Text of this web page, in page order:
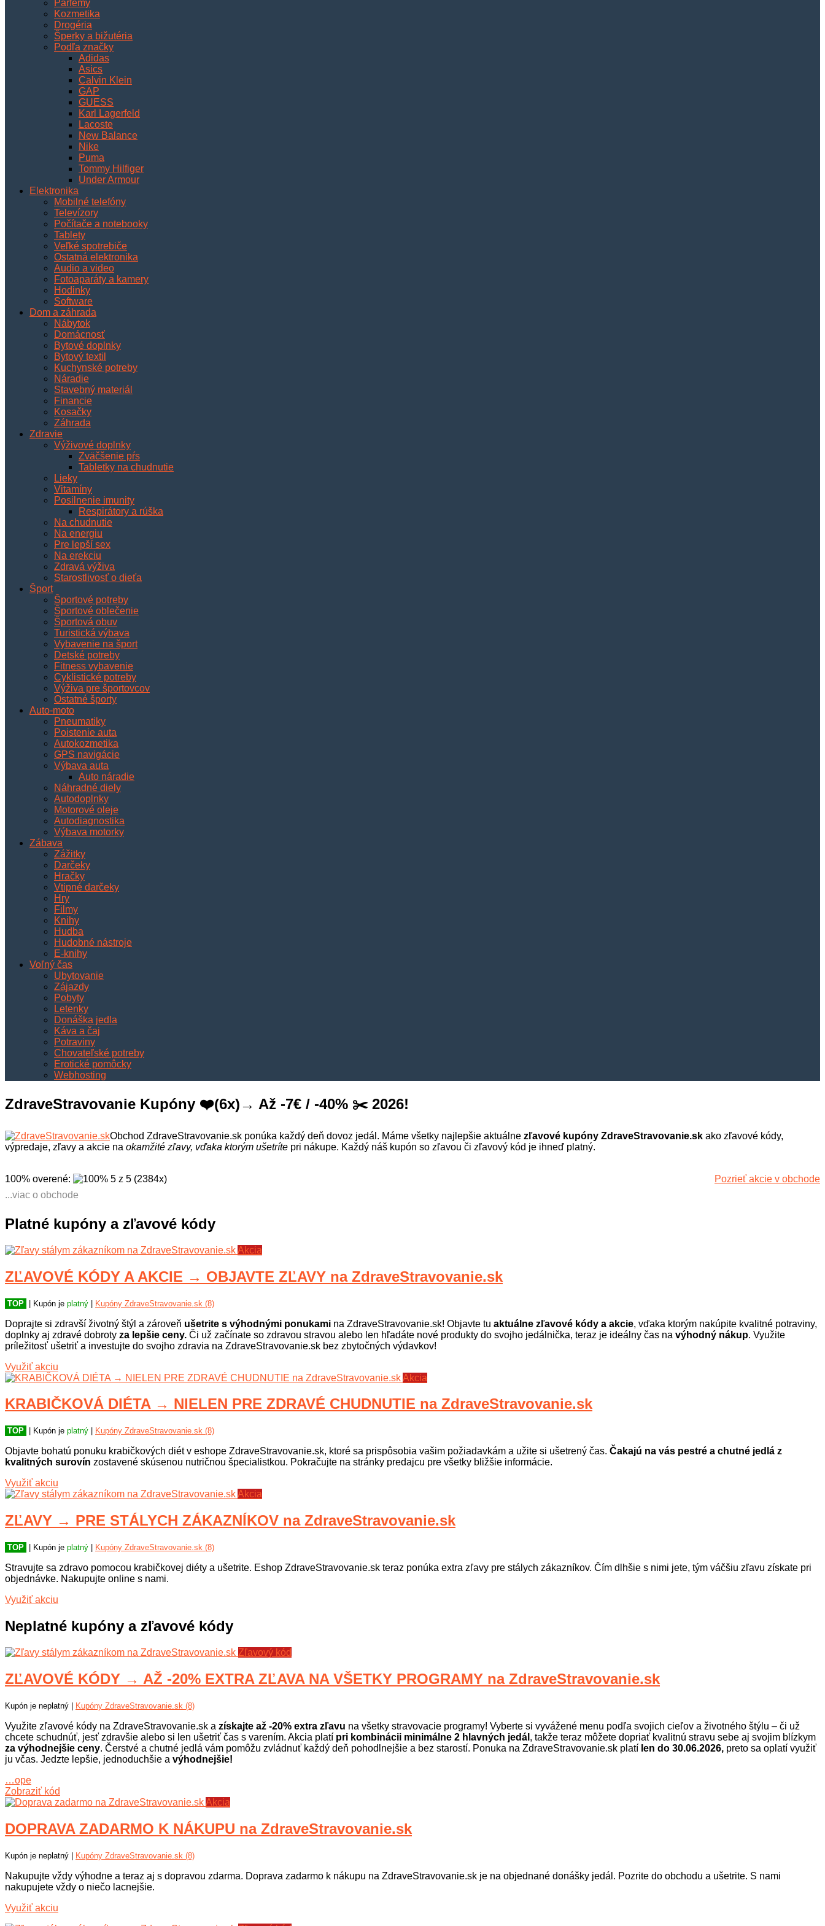
Parfémy
Kozmetika
Drogéria
Šperky a bižutéria
Podľa značky
Adidas
Asics
Calvin Klein
GAP
GUESS
Karl Lagerfeld
Lacoste
New Balance
Nike
Puma
Tommy Hilfiger
Under Armour
Elektronika
Mobilné telefóny
Televízory
Počítače a notebooky
Tablety
Veľké spotrebiče
Ostatná elektronika
Audio a video
Fotoaparáty a kamery
Hodinky
Software
Dom a záhrada
Nábytok
Domácnosť
Bytové doplnky
Bytový textil
Kuchynské potreby
Náradie
Stavebný materiál
Financie
Kosačky
Záhrada
Zdravie
Výživové doplnky
Zväčšenie pŕs
Tabletky na chudnutie
Lieky
Vitamíny
Posilnenie imunity
Respirátory a rúška
Na chudnutie
Na energiu
Pre lepší sex
Na erekciu
Zdravá výživa
Starostlivosť o dieťa
Šport
Športové potreby
Športové oblečenie
Športová obuv
Turistická výbava
Vybavenie na šport
Detské potreby
Fitness vybavenie
Cyklistické potreby
Výživa pre športovcov
Ostatné športy
Auto-moto
Pneumatiky
Poistenie auta
Autokozmetika
GPS navigácie
Výbava auta
Auto náradie
Náhradné diely
Autodoplnky
Motorové oleje
Autodiagnostika
Výbava motorky
Zábava
Zážitky
Darčeky
Hračky
Vtipné darčeky
Hry
Filmy
Knihy
Hudba
Hudobné nástroje
E-knihy
Voľný čas
Ubytovanie
Zájazdy
Pobyty
Letenky
Donáška jedla
Káva a čaj
Potraviny
Chovateľské potreby
Erotické pomôcky
Webhosting
ZdraveStravovanie Kupóny ❤️(6x)→ Až -7€ / -40% ✂️ 2026!
Obchod ZdraveStravovanie.sk ponúka každý deň dovoz jedál. Máme všetky najlepšie aktuálne zľavové kupóny ZdraveStravovanie.sk ako zľavové kódy,
výpredaje, zľavy a akcie na okamžité zľavy, vďaka ktorým ušetríte pri nákupe. Každý náš kupón so zľavou či zľavový kód je ihneď platný.
100% overené: 5 z 5 (2384x) Pozrieť akcie v obchode
Od jedného zamestnanca s hrncom po modernú gastronomickú prevádzku s 300 zamestnancami. Aj tak sa dá popísať vývoj českej firmy ZdraveStravovanie.sk. Krabičková strava z tohto e-
000 receptúr a na ktorých sa podieľa skvelý tím kreatívnych kuchárov a nutričných špecialistiek. Od počiatku vzniku sa ZdraveStravovanie.sk drží nastavených vysokých štandardov kvality,
pestrosti jedálničkov, šetrnosti úpravy i chuťovej precíznosti jedál. To všetko sa im vrátilo v podobe množstva spokojných klientov a len vďaka nim sú lídrom na trhu v segmente
krabičkového stravovania. Nakupujte na ZdraveStravovanie.sk, využite pri nákupe aj skvelé zľavové kódy a kupóny a šetrite!
...viac o obchode
Platné kupóny a zľavové kódy
Akcia
ZĽAVOVÉ KÓDY A AKCIE → OBJAVTE ZĽAVY na ZdraveStravovanie.sk
TOP | Kupón je platný | Kupóny ZdraveStravovanie.sk (8)
Doprajte si zdravší životný štýl a zároveň ušetrite s výhodnými ponukami na ZdraveStravovanie.sk! Objavte tu aktuálne zľavové kódy a akcie, vďaka ktorým nakúpite kvalitné potraviny,
doplnky aj zdravé dobroty za lepšie ceny. Či už začínate so zdravou stravou alebo len hľadáte nové produkty do svojho jedálnička, teraz je ideálny čas na výhodný nákup. Využite
príležitosť ušetriť a investujte do svojho zdravia na ZdraveStravovanie.sk bez zbytočných výdavkov!
Využiť akciu
Akcia
KRABIČKOVÁ DIÉTA → NIELEN PRE ZDRAVÉ CHUDNUTIE na ZdraveStravovanie.sk
TOP | Kupón je platný Kupóny ZdraveStravovanie.sk (8)
Objavte bohatú ponuku krabičkových diét v eshope ZdraveStravovanie.sk, ktoré sa prispôsobia vašim požiadavkám a užite si ušetrený čas. Čakajú na vás pestré a chutné jedlá z
kvalitných surovín zostavené skúsenou nutričnou špecialistkou. Pokračujte na stránky predajcu pre všetky bližšie informácie.
Využiť akciu
Akcia
ZĽAVY → PRE STÁLYCH ZÁKAZNÍKOV na ZdraveStravovanie.sk
TOP | Kupón je platný Kupóny ZdraveStravovanie.sk (8)
Stravujte sa zdravo pomocou krabičkovej diéty a ušetrite. Eshop ZdraveStravovanie.sk teraz ponúka extra zľavy pre stálych zákazníkov. Čím dlhšie s nimi jete, tým váčšiu zľavu získate pri
objednávke. Nakupujte online s nami.
Využiť akciu
Neplatné kupóny a zľavové kódy
Zľavový kód
ZĽAVOVÉ KÓDY → AŽ -20% EXTRA ZĽAVA NA VŠETKY PROGRAMY na ZdraveStravovanie.sk
Kupón je neplatný | Kupóny ZdraveStravovanie.sk (8)
Využite zľavové kódy na ZdraveStravovanie.sk a získajte až -20% extra zľavu na všetky stravovacie programy! Vyberte si vyvážené menu podľa svojich cieľov a životného štýlu – či už
chcete schudnúť, jesť zdravšie alebo si len ušetriť čas s varením. Akcia platí pri kombinácii minimálne 2 hlavných jedál , takže teraz môžete dopriať kvalitnú stravu sebe aj svojim blízkym
za výhodnejšie ceny. Čerstvé a chutné jedlá vám pomôžu zvládnuť každý deň pohodlnejšie a bez starostí. Ponuka na ZdraveStravovanie.sk platí len do 30.06.2026, preto sa oplatí využiť
ju včas. Jedzte lepšie, jednoduchšie a výhodnejšie!
…ope
Zobraziť kód
Akcia
DOPRAVA ZADARMO K NÁKUPU na ZdraveStravovanie.sk
Kupón je neplatný | Kupóny ZdraveStravovanie.sk (8)
Nakupujte vždy výhodne a teraz aj s dopravou zdarma. Doprava zadarmo k nákupu na ZdraveStravovanie.sk je na objednané donášky jedál. Pozrite do obchodu a ušetrite. S nami
nakupujete vždy o niečo lacnejšie.
Využiť akciu